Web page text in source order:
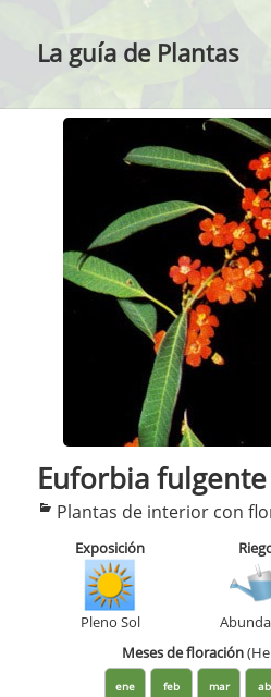
La guía de Plantas
Euforbia fulgente
Categorías
Plantas de interior con
Exposición
Pleno Sol
Meses de floración
ene feb mar